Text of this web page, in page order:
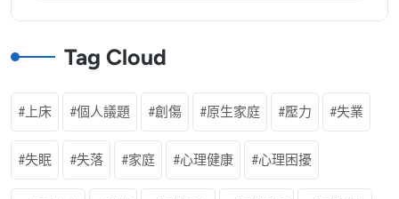
Tag Cloud
上床 個人議題 創傷 原生家庭 壓力 失業
失眠 失落 家庭 心理健康 心理困擾